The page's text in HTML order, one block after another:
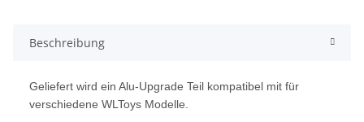
Beschreibung
Geliefert wird ein Alu-Upgrade Teil kompatibel mit für
verschiedene WLToys Modelle.